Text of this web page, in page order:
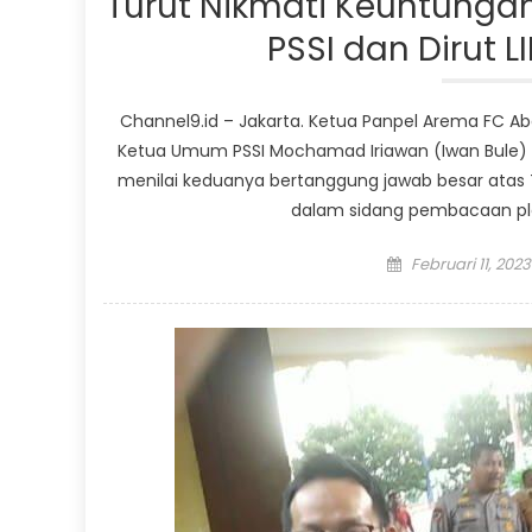
PSSI dan Dirut
Channel9.id – Jakarta. Ketua Panpel Arema FC
Ketua Umum PSSI Mochamad Iriawan (Iwan
menilai keduanya bertanggung jawab besar
dalam sidang pembacaan
Posted
Februari 11, 2023